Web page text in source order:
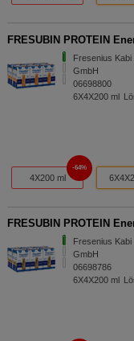
FRESUBIN PROTEIN
Fresenius
GmbH
06698800
6X4X200 ml
4X200 ml
64%
FRESUBIN PROTEIN
Fresenius
GmbH
06698786
6X4X200 ml